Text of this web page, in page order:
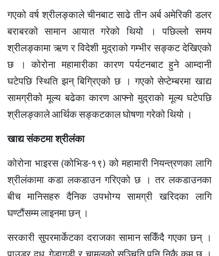
गएको वर्ष श्रीलङ्काले चीनबाट साढे तीन अर्ब अमेरिकी डलर
बराबरको सामान आयात गरेको थियो । पछिल्लो समय
श्रीलङ्कामा ऋण र विदेशी मुद्राको गम्भीर सङ्कट देखिएको
छ । कोरोना महामारीका कारण पर्यटनबाट हुने आम्दानी
घटेपछि स्थिति झन् बिग्रिएको छ । गएको सेप्टेम्बरमा खाद्य
सामग्रीको मूल्य बढेका कारण आफ्नो मुद्राको मूल्य घटेपछि
श्रीलङ्काले आर्थिक सङ्कटकाल घोषणा गरेको थियो ।
खाद्य संकटमा श्रीलंका
कोरोना भाइरस (कोभिड-१९) को महामारी नियन्त्रणका लागि
श्रीलंकामा कडा लकडाउन गरिएको छ । तर लकडाउनका
बीच मानिसहरु दैनिक उपभोग्य सामग्री खरिदका लागि
घण्टौंसम्म लाइनमा छन् ।
सरकारी सुपरमार्केटका दराजका सामान सकिँदै गएका छन् ।